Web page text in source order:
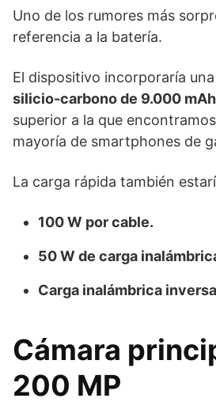
Uno de los rumores más
referencia a la batería.
El dispositivo incorporaría
silicio-carbono de 9.000 mAh
superior a la que
mayoría de smartphones de
La carga rápida también
100 W por cable.
50 W de carga
Carga inalámbrica
Cámara
200 MP